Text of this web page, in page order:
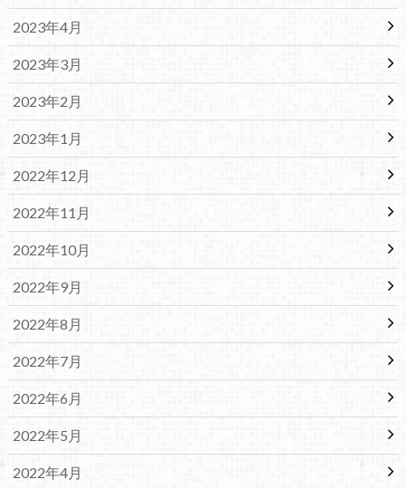
2023年4月
2023年3月
2023年2月
2023年1月
2022年12月
2022年11月
2022年10月
2022年9月
2022年8月
2022年7月
2022年6月
2022年5月
2022年4月